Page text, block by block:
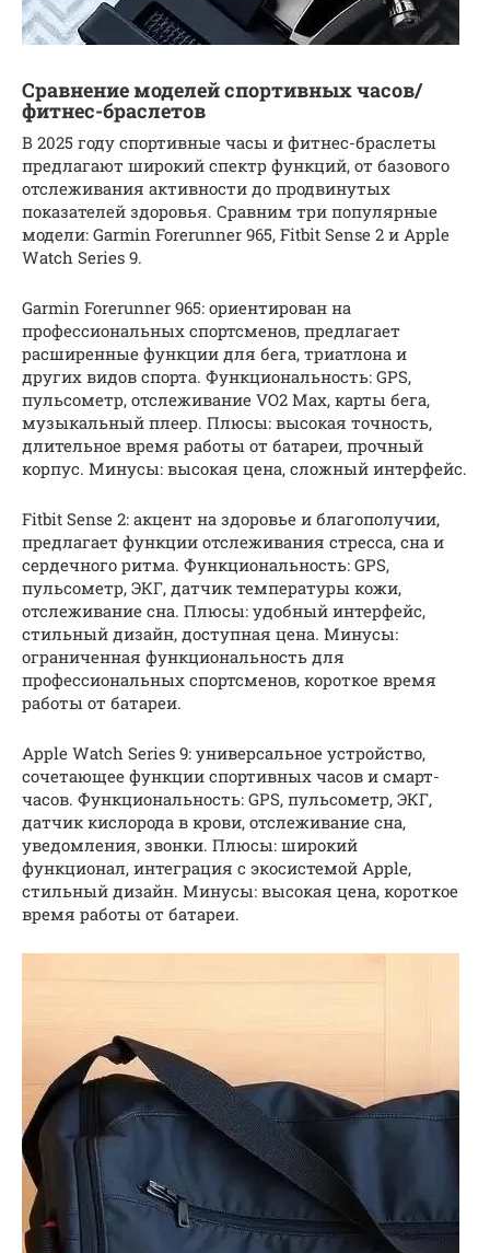
Сравнение моделей спортивных часов/
фитнес-браслетов
В 2025 году спортивные часы и фитнес-браслеты
предлагают широкий спектр функций, от базового
отслеживания активности до продвинутых
показателей здоровья. Сравним три популярные
модели: Garmin Forerunner 965, Fitbit Sense 2 и Apple
Watch Series 9.
Garmin Forerunner 965: ориентирован на
профессиональных спортсменов, предлагает
расширенные функции для бега, триатлона и
других видов спорта. Функциональность: GPS,
пульсометр, отслеживание VO2 Max, карты бега,
музыкальный плеер. Плюсы: высокая точность,
длительное время работы от батареи, прочный
корпус. Минусы: высокая цена, сложный интерфейс.
Fitbit Sense 2: акцент на здоровье и благополучии,
предлагает функции отслеживания стресса, сна и
сердечного ритма. Функциональность: GPS,
пульсометр, ЭКГ, датчик температуры кожи,
отслеживание сна. Плюсы: удобный интерфейс,
стильный дизайн, доступная цена. Минусы:
ограниченная функциональность для
профессиональных спортсменов, короткое время
работы от батареи.
Apple Watch Series 9: универсальное устройство,
сочетающее функции спортивных часов и смарт-
часов. Функциональность: GPS, пульсометр, ЭКГ,
датчик кислорода в крови, отслеживание сна,
уведомления, звонки. Плюсы: широкий
функционал, интеграция с экосистемой Apple,
стильный дизайн. Минусы: высокая цена, короткое
время работы от батареи.